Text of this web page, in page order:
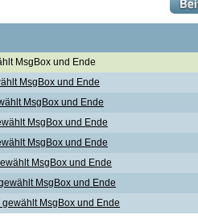
MsgBox und Ende
MsgBox und Ende
MsgBox und Ende
MsgBox und Ende
MsgBox und Ende
MsgBox und Ende
MsgBox und Ende
MsgBox und Ende